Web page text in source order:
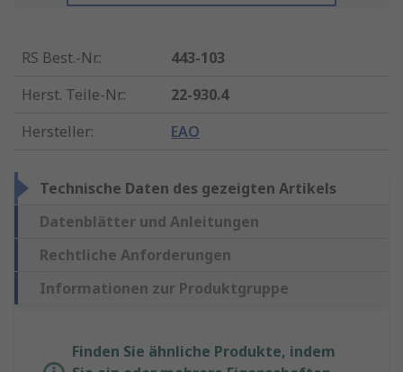
RS Best.-Nr.:
443-103
Herst. Teile-Nr.:
22-930.4
Hersteller: EAO
Technische Daten des gezeigten Artikels
Datenblätter und Anleitungen
Rechtliche Anforderungen
Informationen zur Produktgruppe
Finden Sie ähnliche Produkte, indem